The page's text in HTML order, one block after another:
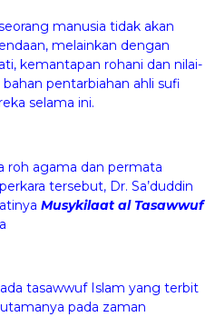
manusia tidak akan
melainkan dengan
kemantapan rohani dan nilai-
pentarbiahan ahli sufi
selama ini.
roh agama dan permata
tersebut, Dr. Sa’duddin
Musykilaat al Tasawwuf
tasawwuf Islam yang terbit
pada zaman